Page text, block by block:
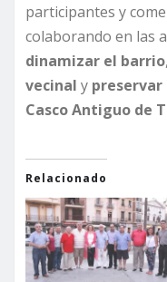
participantes y
colaborando en las
dinamizar el barrio,
vecinal y
Casco Antiguo de
Relacionado